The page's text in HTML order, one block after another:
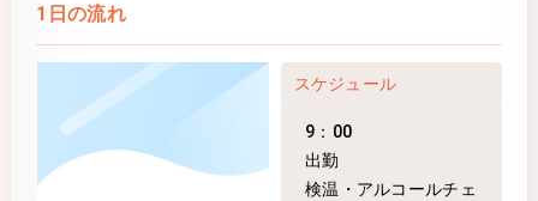
1日の流れ
スケジュール
9：00
出勤
検温・アルコールチェ